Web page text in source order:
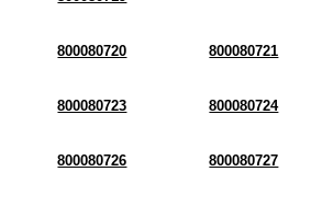
800080720 800080721
800080723 800080724
800080726 800080727